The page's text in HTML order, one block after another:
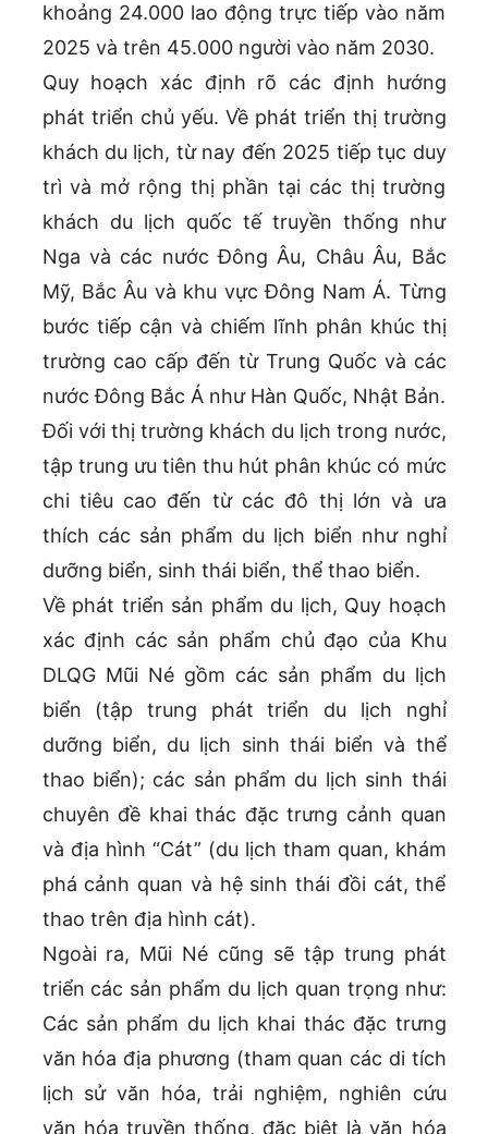
khoảng 24.000 lao động trực tiếp vào năm
2025 và trên 45.000 người vào năm 2030.
Quy hoạch xác định rõ các định hướng
phát triển chủ yếu. Về phát triển thị trường
khách du lịch, từ nay đến 2025 tiếp tục duy
trì và mở rộng thị phần tại các thị trường
khách du lịch quốc tế truyền thống như
Nga và các nước Đông Âu, Châu Âu, Bắc
Mỹ, Bắc Âu và khu vực Đông Nam Á. Từng
bước tiếp cận và chiếm lĩnh phân khúc thị
trường cao cấp đến từ Trung Quốc và các
nước Đông Bắc Á như Hàn Quốc, Nhật Bản.
Đối với thị trường khách du lịch trong nước,
tập trung ưu tiên thu hút phân khúc có mức
chi tiêu cao đến từ các đô thị lớn và ưa
thích các sản phẩm du lịch biển như nghỉ
dưỡng biển, sinh thái biển, thể thao biển.
Về phát triển sản phẩm du lịch, Quy hoạch
xác định các sản phẩm chủ đạo của Khu
DLQG Mũi Né gồm các sản phẩm du lịch
biển (tập trung phát triển du lịch nghỉ
dưỡng biển, du lịch sinh thái biển và thể
thao biển); các sản phẩm du lịch sinh thái
chuyên đề khai thác đặc trưng cảnh quan
và địa hình “Cát” (du lịch tham quan, khám
phá cảnh quan và hệ sinh thái đồi cát, thể
thao trên địa hình cát).
Ngoài ra, Mũi Né cũng sẽ tập trung phát
triển các sản phẩm du lịch quan trọng như:
Các sản phẩm du lịch khai thác đặc trưng
văn hóa địa phương (tham quan các di tích
lịch sử văn hóa, trải nghiệm, nghiên cứu
văn hóa truyền thống, đặc biệt là văn hóa